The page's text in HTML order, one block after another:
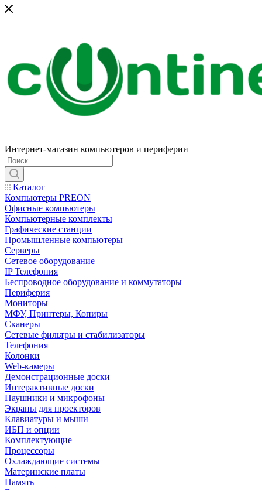
Интернет-магазин компьютеров и периферии
Каталог
Компьютеры PREON
Офисные компьютеры
Компьютерные комплекты
Графические станции
Промышленные компьютеры
Серверы
Сетевое оборудование
IP Телефония
Беспроводное оборудование и коммутаторы
Периферия
Мониторы
МФУ, Принтеры, Копиры
Сканеры
Сетевые фильтры и стабилизаторы
Телефония
Колонки
Web-камеры
Демонстрационные доски
Интерактивные доски
Наушники и микрофоны
Экраны для проекторов
Клавиатуры и мыши
ИБП и опции
Комплектующие
Процессоры
Охлаждающие системы
Материнские платы
Память